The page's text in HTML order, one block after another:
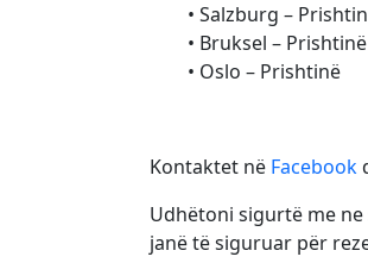
• Salzburg –
• Bruksel – Prishtinë
• Oslo – Prishtinë
Kontaktet në Facebook
Udhëtoni sigurtë me ne
janë të siguruar për